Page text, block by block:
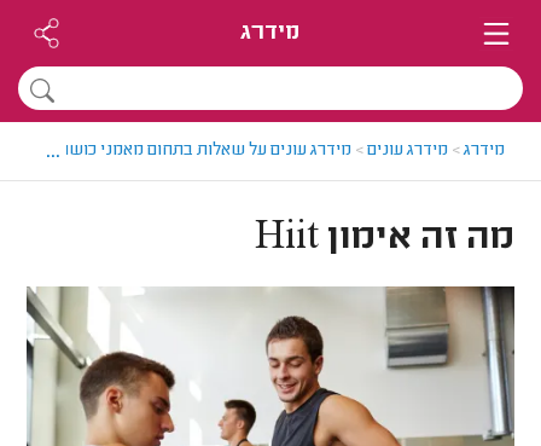
מידרג
מידרג> מידרג עונים> מידרג עונים על שאלות בתחום מאמני כושר >
...
מה זה אימון Hiit